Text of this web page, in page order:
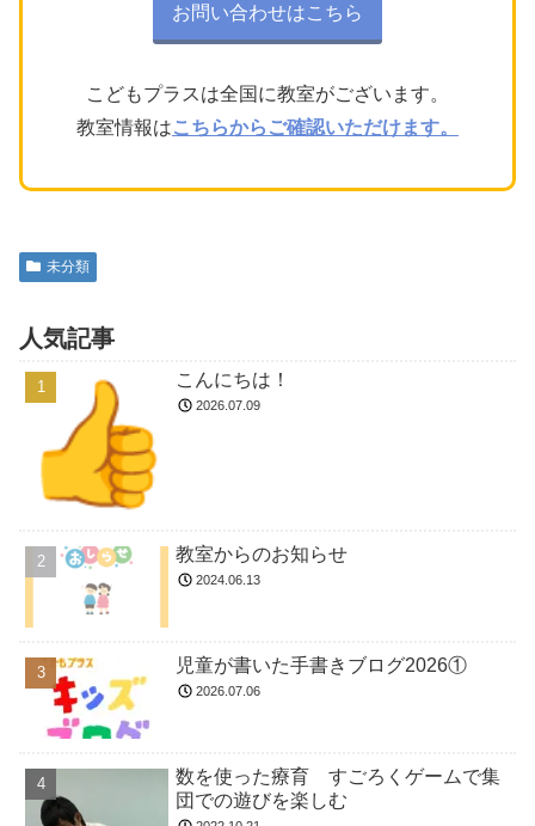
お問い合わせはこちら
こどもプラスは全国に教室がございます。
教室情報はこちらからご確認いただけます。
未分類
人気記事
こんにちは！
2026.07.09
教室からのお知らせ
2024.06.13
児童が書いた手書きブログ2026①
2026.07.06
数を使った療育 すごろくゲームで集
団での遊びを楽しむ